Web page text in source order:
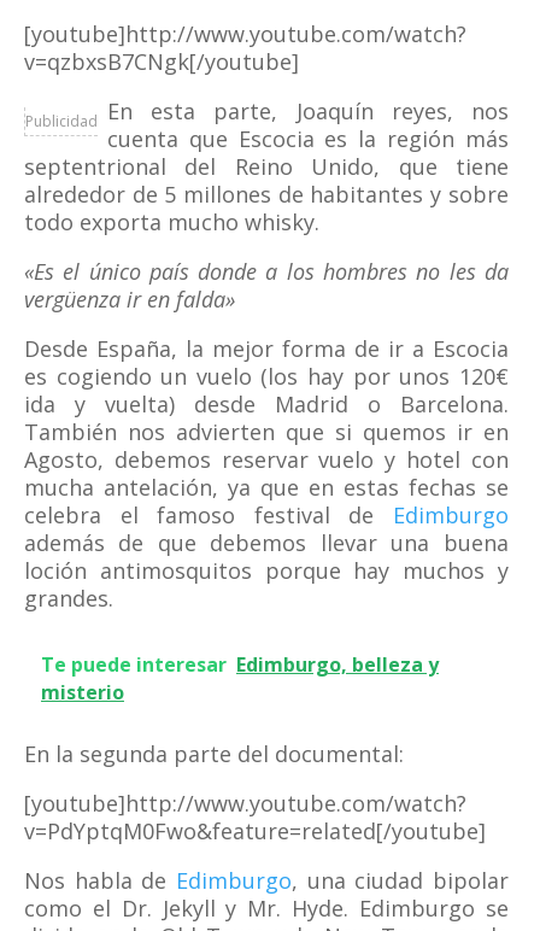
[youtube]http://www.youtube.com/watch?
v=qzbxsB7CNgk[/youtube]
Publicidad
En esta parte, Joaquín reyes, nos
cuenta que Escocia es la región más
septentrional del Reino Unido, que tiene
alrededor de 5 millones de habitantes y sobre
todo exporta mucho whisky.
«Es el único país donde a los hombres no les da
vergüenza ir en falda»
Desde España, la mejor forma de ir a Escocia
es cogiendo un vuelo (los hay por unos 120€
ida y vuelta) desde Madrid o Barcelona.
También nos advierten que si quemos ir en
Agosto, debemos reservar vuelo y hotel con
mucha antelación, ya que en estas fechas se
celebra el famoso festival de Edimburgo
además de que debemos llevar una buena
loción antimosquitos porque hay muchos y
grandes.
Te puede interesar Edimburgo, belleza y
misterio
En la segunda parte del documental:
[youtube]http://www.youtube.com/watch?
v=PdYptqM0Fwo&feature=related[/youtube]
Nos habla de Edimburgo, una ciudad bipolar
como el Dr. Jekyll y Mr. Hyde. Edimburgo se